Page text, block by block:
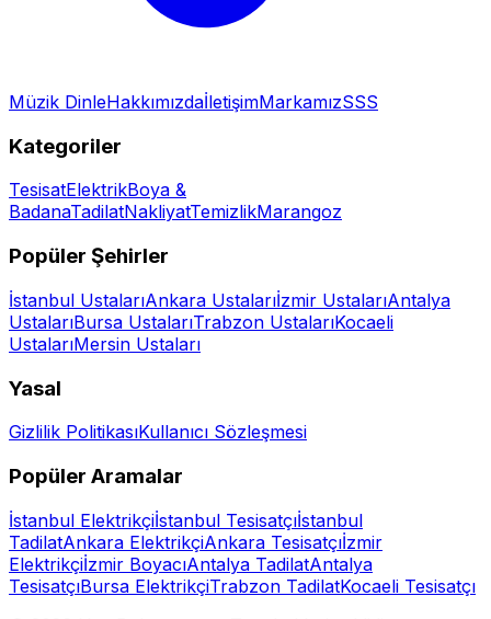
Müzik DinleHakkımızdaİletişimMarkamızSSS
Kategoriler
TesisatElektrikBoya &
BadanaTadilatNakliyatTemizlikMarangoz
Popüler Şehirler
İstanbul UstalarıAnkara Ustalarıİzmir UstalarıAntalya
UstalarıBursa UstalarıTrabzon UstalarıKocaeli
UstalarıMersin Ustaları
Yasal
Gizlilik PolitikasıKullanıcı Sözleşmesi
Popüler Aramalar
İstanbul Elektrikçiİstanbul Tesisatçıİstanbul
TadilatAnkara ElektrikçiAnkara Tesisatçıİzmir
Elektrikçiİzmir BoyacıAntalya TadilatAntalya
TesisatçıBursa ElektrikçiTrabzon TadilatKocaeli Tesisatçı